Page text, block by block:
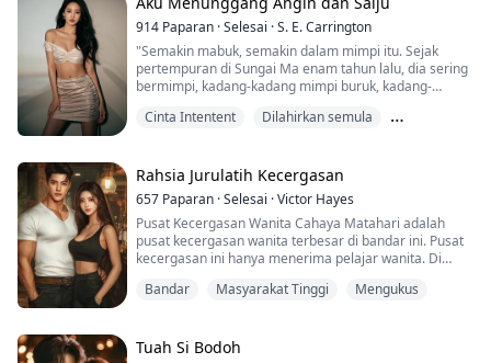
914 Paparan ·Selesai ·S. E. Carrington
"Semakin mabuk, semakin dalam mimpi itu. Sejak
pertempuran di Sungai Ma enam tahun lalu, dia sering
bermimpi, kadang-kadang mimpi buruk, kadang-
malam musim sejuk yang dingin ini, salji besar seperti
dahan dan daun pohon bunga pir, menyinari tanah
dengan c...
Cinta Intentent
Dilahirkan semula
Rahsia Jurulatih Kecergasan
657 Paparan ·Selesai ·Victor Hayes
Pusat Kecergasan Wanita Cahaya Matahari adalah
pusat kecergasan wanita terbesar di bandar ini. Pusat
kecergasan ini hanya menerima pelajar wanita. Di
golongan profesional, suri rumah muda, dan wanita
Bandar Masyarakat Tinggi Mengukus
Tuah Si Bodoh